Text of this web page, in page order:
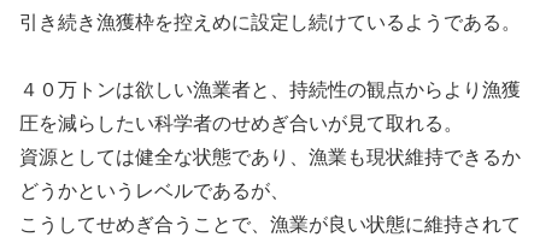
引き続き漁獲枠を控えめに設定し続けているようである。
４０万トンは欲しい漁業者と、持続性の観点からより漁獲
圧を減らしたい科学者のせめぎ合いが見て取れる。
資源としては健全な状態であり、漁業も現状維持できるか
どうかというレベルであるが、
こうしてせめぎ合うことで、漁業が良い状態に維持されて